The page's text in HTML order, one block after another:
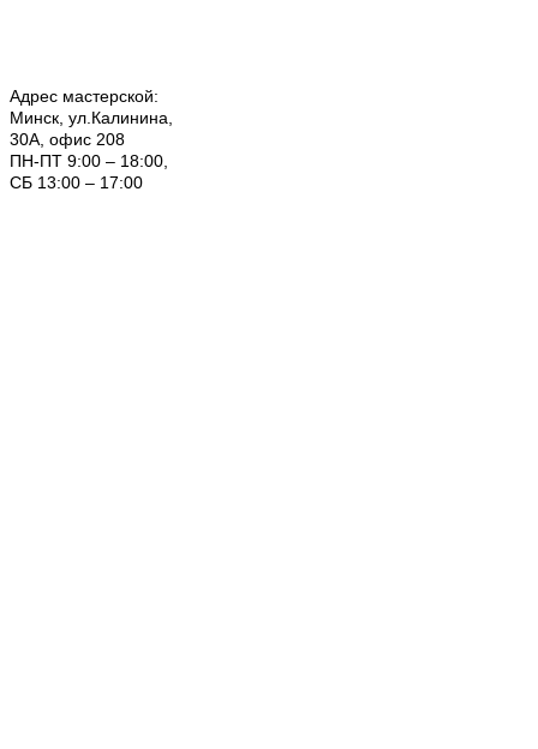
Адрес мастерской:
Минск, ул.Калинина,
30А, офис 208
ПН-ПТ 9:00 – 18:00,
СБ 13:00 – 17:00